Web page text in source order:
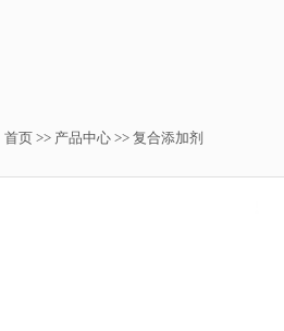
首页 >> 产品中心 >> 复合添加剂